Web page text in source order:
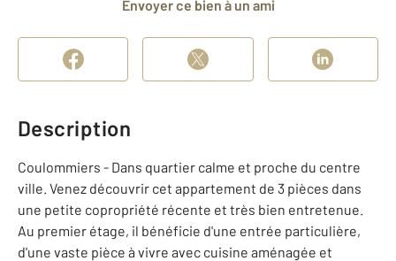
Envoyer ce bien à un ami
Description
Coulommiers - Dans quartier calme et proche du centre
ville. Venez découvrir cet appartement de 3 pièces dans
une petite copropriété récente et très bien entretenue.
Au premier étage, il bénéficie d'une entrée particulière,
d'une vaste pièce à vivre avec cuisine aménagée et